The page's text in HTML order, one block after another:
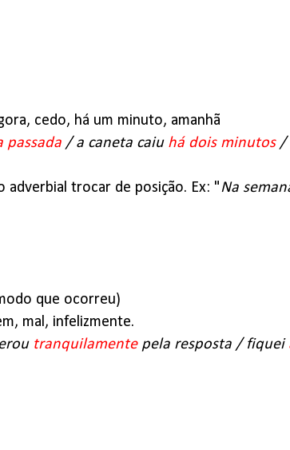
cedo, há um minuto, amanhã
passada/ a caneta caiu há dois minutos/
adverbial trocar de posição. Ex: "Na
que ocorreu)
mal, infelizmente.
tranquilamentepela resposta / fiquei